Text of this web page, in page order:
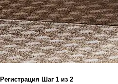
Регистрация Шаг 1 из 2